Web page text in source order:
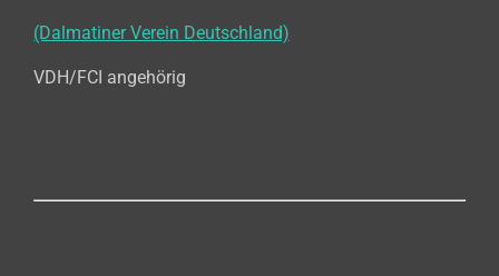
(Dalmatiner Verein Deutschland)
VDH/FCI angehörig